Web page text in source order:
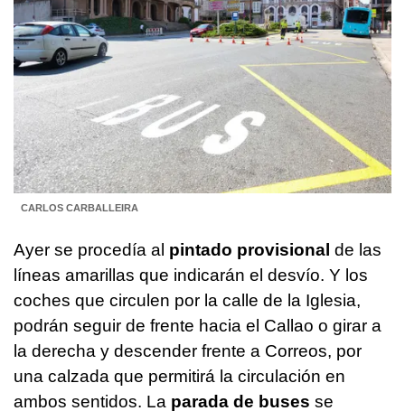
CARLOS CARBALLEIRA
Ayer se procedía al pintado provisional de las
líneas amarillas que indicarán el desvío. Y los
coches que circulen por la calle de la Iglesia,
podrán seguir de frente hacia el Callao o girar a
la derecha y descender frente a Correos, por
una calzada que permitirá la circulación en
ambos sentidos. La parada de buses se